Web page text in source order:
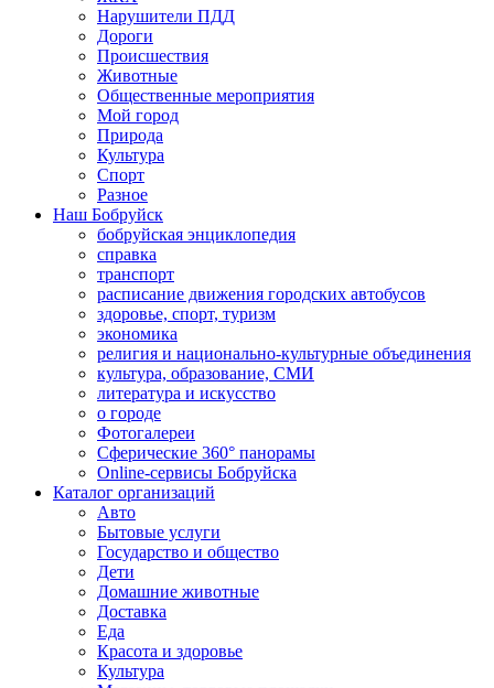
Нарушители ПДД
Дороги
Происшествия
Животные
Общественные мероприятия
Мой город
Природа
Культура
Спорт
Разное
Наш Бобруйск
бобруйская энциклопедия
справка
транспорт
расписание движения городских автобусов
здоровье, спорт, туризм
экономика
религия и национально-культурные объединения
культура, образование, СМИ
литература и искусство
о городе
Фотогалереи
Сферические 360° панорамы
Online-сервисы Бобруйска
Каталог организаций
Авто
Бытовые услуги
Государство и общество
Дети
Домашние животные
Доставка
Еда
Красота и здоровье
Культура